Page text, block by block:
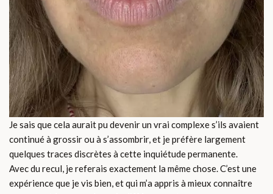
Je sais que cela aurait pu devenir un vrai complexe s’ils avaient
continué à grossir ou à s’assombrir, et je préfère largement
quelques traces discrètes à cette inquiétude permanente.
Avec du recul, je referais exactement la même chose. C’est une
expérience que je vis bien, et qui m’a appris à mieux connaître